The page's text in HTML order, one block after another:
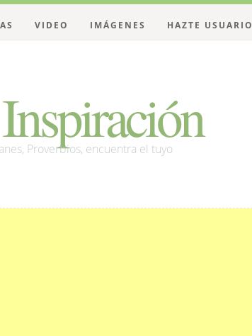
Proverbios, encuentra el tuyo
VIDEO IMÁGENES HAZTE USUARIO